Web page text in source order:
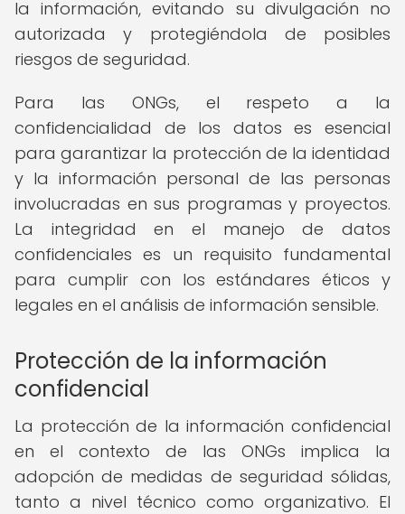
la información, evitando su divulgación no
autorizada y protegiéndola de posibles
riesgos de seguridad.
Para las ONGs, el respeto a la
confidencialidad de los datos es esencial
para garantizar la protección de la identidad
y la información personal de las personas
involucradas en sus programas y proyectos.
La integridad en el manejo de datos
confidenciales es un requisito fundamental
para cumplir con los estándares éticos y
legales en el análisis de información sensible.
Protección de la información
confidencial
La protección de la información confidencial
en el contexto de las ONGs implica la
adopción de medidas de seguridad sólidas,
tanto a nivel técnico como organizativo. El